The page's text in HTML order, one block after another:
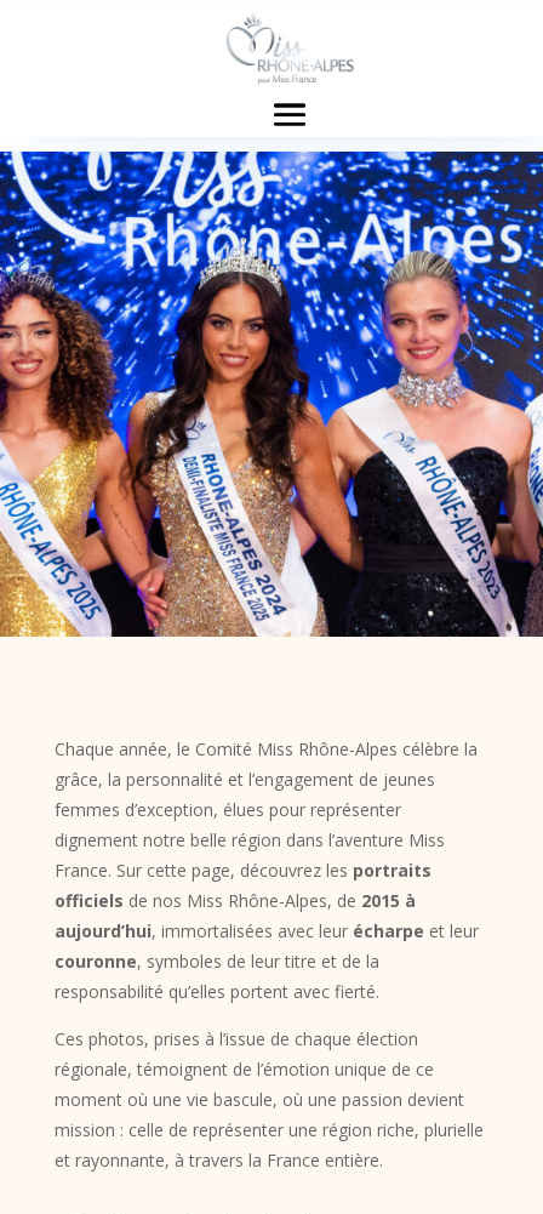
Chaque année, le Comité Miss Rhône-Alpes célèbre la
grâce, la personnalité et l’engagement de jeunes
femmes d’exception, élues pour représenter
dignement notre belle région dans l’aventure Miss
France. Sur cette page, découvrez les portraits
officiels de nos Miss Rhône-Alpes, de 2015 à
aujourd’hui, immortalisées avec leur écharpe et leur
couronne, symboles de leur titre et de la
responsabilité qu’elles portent avec fierté.
Ces photos, prises à l’issue de chaque élection
régionale, témoignent de l’émotion unique de ce
moment où une vie bascule, où une passion devient
mission : celle de représenter une région riche, plurielle
et rayonnante, à travers la France entière.